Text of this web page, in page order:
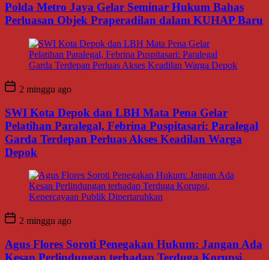
Polda Metro Jaya Gelar Seminar Hukum Bahas
Perluasan Objek Praperadilan dalam KUHAP Baru
2 minggu ago
SWI Kota Depok dan LBH Mata Pena Gelar
Pelatihan Paralegal, Febrina Puspitasari: Paralegal
Garda Terdepan Perluas Akses Keadilan Warga
Depok
2 minggu ago
Agus Flores Soroti Penegakan Hukum: Jangan Ada
Kesan Perlindungan terhadap Terduga Korupsi,